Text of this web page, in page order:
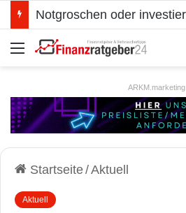
Menü
ARKM.marketing
Startseite/Aktuell
Aktuell